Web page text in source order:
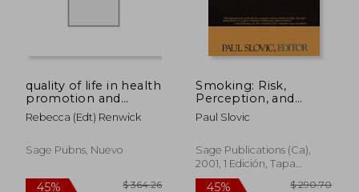
dcto. dcto.
quality of life in health
promotion and
rehabilitation,conceptual
approaches, issues,
Rebecca (edt) Renwick
Sage Pubns, Nuevo
Smoking: Risk,
Perception, and
Policy (en Inglés)
Paul Slovic
Sage Publications (Ca),
2001, 1 Edición, Tapa
Blanda, Nuevo